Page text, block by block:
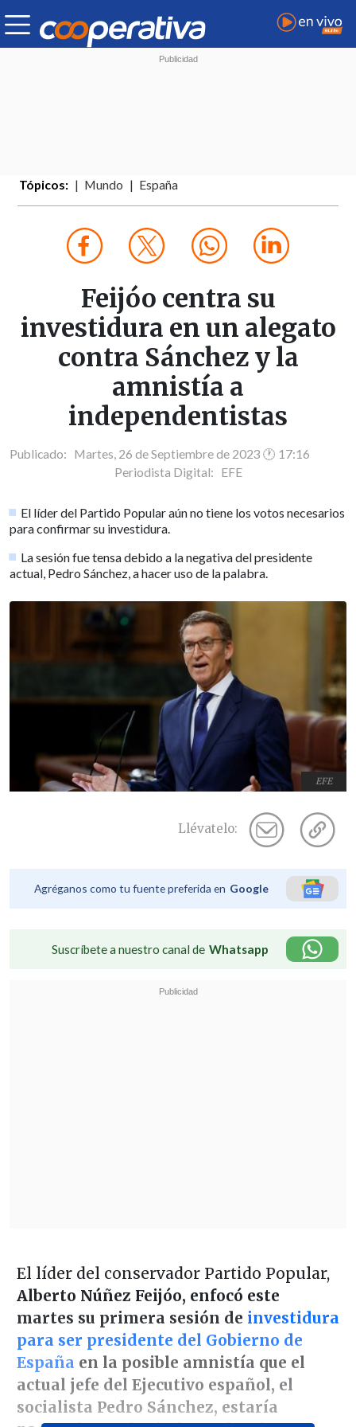
Tópicos: Mundo España
Feijóo centra su
investidura en un alegato
contra Sánchez y la
amnistía a
independentistas
Publicado: Martes, 26 de Septiembre de 2023 🕐 17:16
Periodista Digital: EFE
El líder del Partido Popular aún no tiene los votos necesarios
para confirmar su investidura.
La sesión fue tensa debido a la negativa del presidente
actual, Pedro Sánchez, a hacer uso de la palabra.
EFE
Llévatelo:
Agréganos como tu fuente preferida en Google
Suscríbete a nuestro canal de Whatsapp
El líder del conservador Partido Popular,
Alberto Núñez Feijóo, enfocó este
martes su primera sesión de investidura
para ser presidente del Gobierno de
España en la posible amnistía que el
actual jefe del Ejecutivo español, el
socialista Pedro Sánchez, estaría